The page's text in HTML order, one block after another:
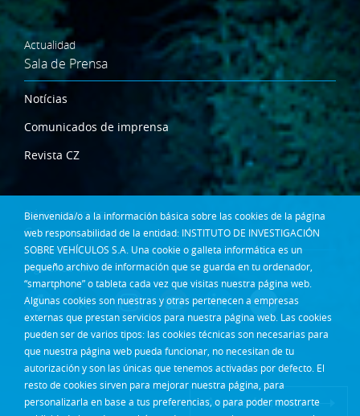
Bienvenida/o a la información básica sobre las cookies de la página
web responsabilidad de la entidad: INSTITUTO DE INVESTIGACIÓN
SOBRE VEHÍCULOS S.A. Una cookie o galleta informática es un
pequeño archivo de información que se guarda en tu ordenador,
“smartphone” o tableta cada vez que visitas nuestra página web.
Algunas cookies son nuestras y otras pertenecen a empresas
externas que prestan servicios para nuestra página web. Las cookies
pueden ser de varios tipos: las cookies técnicas son necesarias para
que nuestra página web pueda funcionar, no necesitan de tu
autorización y son las únicas que tenemos activadas por defecto. El
resto de cookies sirven para mejorar nuestra página, para
personalizarla en base a tus preferencias, o para poder mostrarte
Actualidad
Sala de Prensa
Notícias
Comunicados de imprensa
Revista CZ
Dónde estamos
Contacta
Síguenos en:
Acceso Intranet